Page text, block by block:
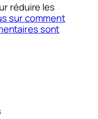
réduire les
sur comment
sont